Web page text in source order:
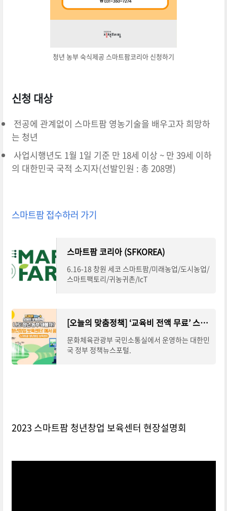
청년 농부 숙식제공 스마트팜코리아 신청하기
신청 대상
전공에 관계없이 스마트팜 영농기술을 배우고자 희망하
는 청년
사업시행년도 1월 1일 기준 만 18세 이상 ~ 만 39세 이하
의 대한민국 국적 소지자(선발인원 : 총 208명)
스마트팜 접수하러 가기
스마트팜 코리아 (SFKOREA)
6.16-18 창원 세코 스마트팜/미래농업/도시농업/
스마트팩토리/귀농귀촌/IcT
[오늘의 맞춤정책] ‘교육비 전액 무료’ 스마트팜 청년교육생 모집
문화체육관광부 국민소통실에서 운영하는 대한민
국 정부 정책뉴스포털.
2023 스마트팜 청년창업 보육센터 현장설명회